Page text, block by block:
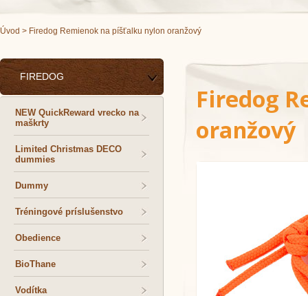
Úvod > Firedog Remienok na píšťalku nylon oranžový
FIREDOG
NEW QuickReward vrecko na
maškrty
Limited Christmas DECO
dummies
Dummy
Tréningové príslušenstvo
Obedience
BioThane
Vodítka
Firedog
oranžový